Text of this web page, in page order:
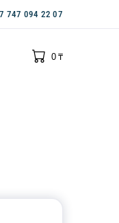
747 094 22 07
0
0₸